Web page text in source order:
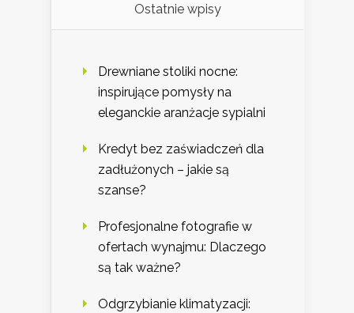
Ostatnie wpisy
Drewniane stoliki nocne:
inspirujące pomysły na
eleganckie aranżacje sypialni
Kredyt bez zaświadczeń dla
zadłużonych – jakie są
szanse?
Profesjonalne fotografie w
ofertach wynajmu: Dlaczego
są tak ważne?
Odgrzybianie klimatyzacji: